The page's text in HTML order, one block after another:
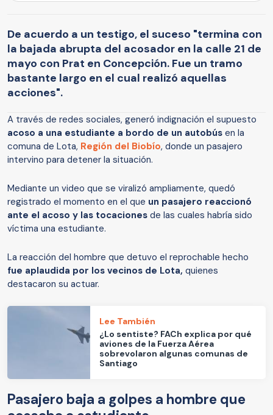
De acuerdo a un testigo, el suceso "termina con
la bajada abrupta del acosador en la calle 21 de
mayo con Prat en Concepción. Fue un tramo
bastante largo en el cual realizó aquellas
acciones".
A través de redes sociales, generó indignación el supuesto
acoso a una estudiante a bordo de un autobús en la
comuna de Lota, Región del Biobío, donde un pasajero
intervino para detener la situación.
Mediante un video que se viralizó ampliamente, quedó
registrado el momento en el que un pasajero reaccionó
ante el acoso y las tocaciones de las cuales habría sido
víctima una estudiante.
La reacción del hombre que detuvo el reprochable hecho
fue aplaudida por los vecinos de Lota, quienes
destacaron su actuar.
Lee También
¿Lo sentiste? FACh explica por qué
aviones de la Fuerza Aérea
sobrevolaron algunas comunas de
Santiago
Pasajero baja a golpes a hombre que